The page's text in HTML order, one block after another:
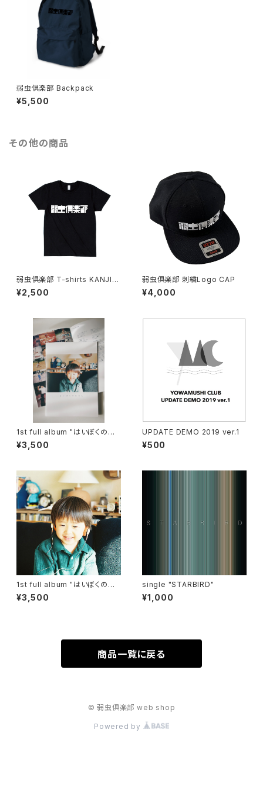
弱虫倶楽部 Backpack
¥5,500
その他の商品
弱虫倶楽部 T-shirts KANJI L
OGO
¥2,500
弱虫倶楽部 刺繍Logo CAP
¥4,000
1st full album "はいぼくのれ
きし" ZINE (音源ダウンロード
QRコード付)
¥3,500
UPDATE DEMO 2019 ver.1
¥500
1st full album "はいぼくのれ
きし"
¥3,500
single "STARBIRD"
¥1,000
商品一覧に戻る
© 弱虫倶楽部 web shop
Powered by